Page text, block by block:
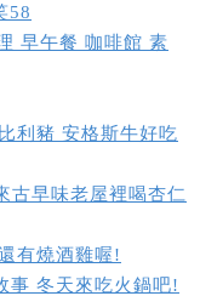
58
早午餐 咖啡館 素
利豬 安格斯牛好吃
古早味老屋裡喝杏仁
有燒酒雞喔!
事 冬天來吃火鍋吧!